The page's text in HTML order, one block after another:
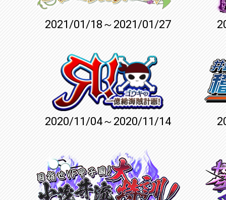
2021/01/18～2021/01/27
2020/11/04～2020/11/14